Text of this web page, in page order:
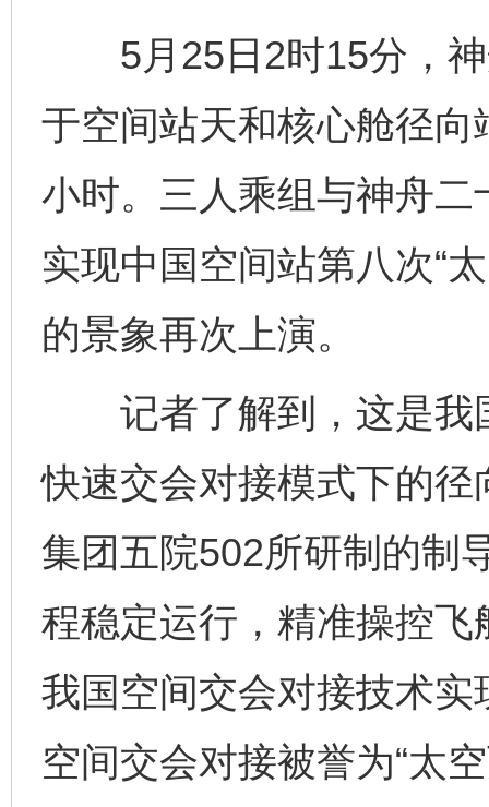
5月25日2时15分，神
于空间站天和核心舱径
小时。三人乘组与神舟
实现中国空间站第八次“
的景象再次上演。
记者了解到，这是我
快速交会对接模式下的
集团五院502所研制的制
程稳定运行，精准操控
我国空间交会对接技术实
空间交会对接被誉为“太